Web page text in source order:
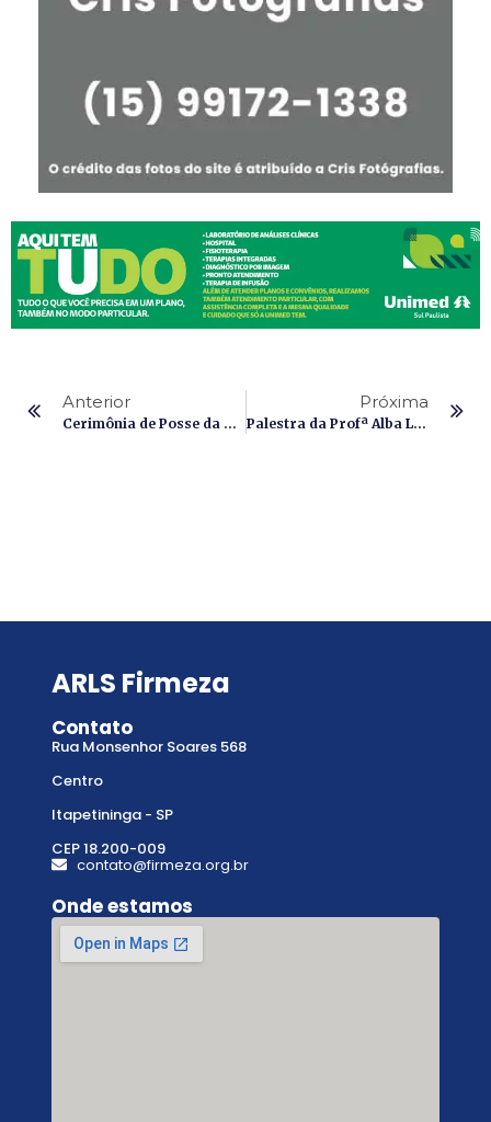
Anterior
Cerimônia de Posse da Ordem DeMolay em Itapetininga
Próxima
Palestra da Profª Alba Luisi resgata a História do Tropeirismo
ARLS Firmeza
Contato
Rua Monsenhor Soares 568
Centro
Itapetininga - SP
CEP 18.200-009
contato@firmeza.org.br
Onde estamos